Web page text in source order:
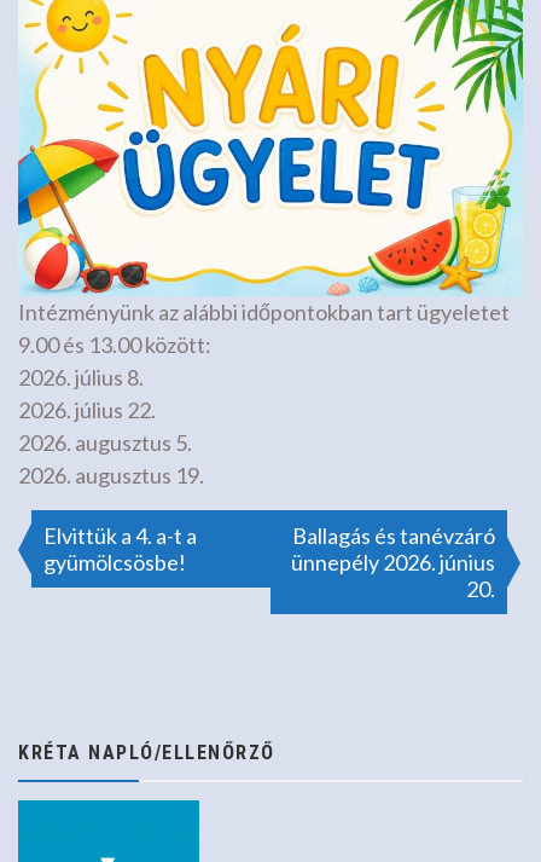
Intézményünk az alábbi időpontokban tart ügyeletet
9.00 és 13.00 között:
2026. július 8.
2026. július 22.
2026. augusztus 5.
2026. augusztus 19.
Bejegyzés
Elvittük a 4. a-t a
gyümölcsösbe!
Ballagás és tanévzáró
ünnepély 2026. június
20.
KRÉTA NAPLÓ/ELLENŐRZŐ